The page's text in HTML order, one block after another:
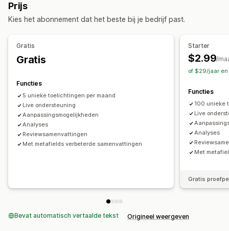
Contentontwikkeling
SEO
Prijs
Kies het abonnement dat het beste bij je bedrijf past.
Gratis
Gratis
Functies
5 unieke toelichtingen per maand
Live ondersteuning
Aanpassingsmogelijkheden
Analyses
Reviewsamenvattingen
Met metafields verbeterde samenvattingen
Starter
$2.99/
of $29/jaar en
Functies
100 unieke
Live
Analyses
Met
Gratis
Bevat automatisch vertaalde tekst Origineel weergeven